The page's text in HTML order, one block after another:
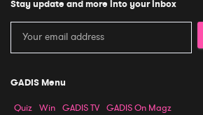
Stay update and more into your inbox
GADIS Menu
Quiz Win GADIS TV GADIS On Magz